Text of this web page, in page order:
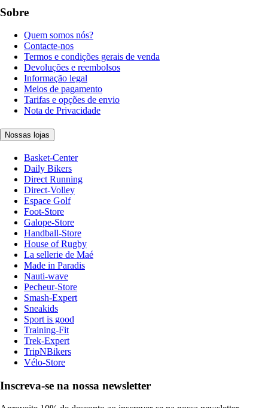
Sobre
Quem somos nós?
Contacte-nos
Termos e condições gerais de venda
Devoluções e reembolsos
Informação legal
Meios de pagamento
Tarifas e opções de envio
Nota de Privacidade
Nossas lojas
Basket-Center
Daily Bikers
Direct Running
Direct-Volley
Espace Golf
Foot-Store
Galope-Store
Handball-Store
House of Rugby
La sellerie de Maé
Made in Paradis
Nauti-wave
Pecheur-Store
Smash-Expert
Sneakids
Sport is good
Training-Fit
Trek-Expert
TripNBikers
Vélo-Store
Inscreva-se na nossa newsletter